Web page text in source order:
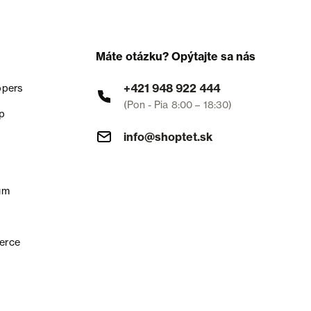
Máte otázku? Opýtajte sa nás
+421 948 922 444
(Pon - Pia 8:00 – 18:30)
info@shoptet.sk